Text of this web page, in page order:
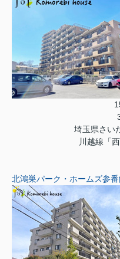
埼玉県さい
川越線「
北鴻巣パーク・ホームズ参